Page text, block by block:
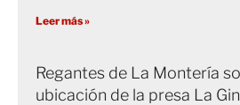
Leer más »
Regantes de La Montería
ubicación de la presa La